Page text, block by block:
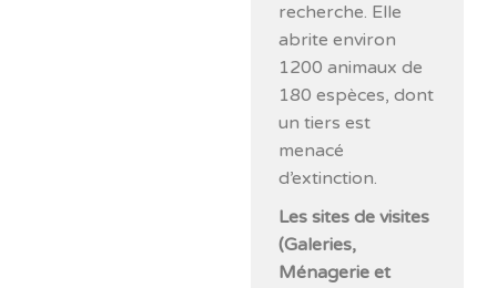
recherche. Elle
abrite environ
1200 animaux de
180 espèces, dont
un tiers est
menacé
d’extinction.
Les sites de visites
(Galeries,
Ménagerie et